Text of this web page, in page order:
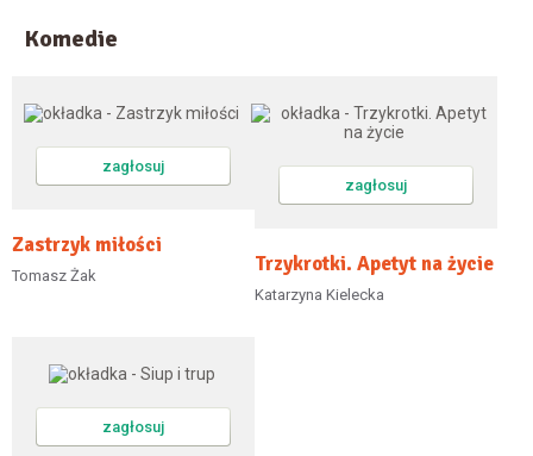
Komedie
zagłosuj
Zastrzyk miłości
Tomasz Żak
zagłosuj
Trzykrotki. Apetyt na życie
Katarzyna Kielecka
zagłosuj